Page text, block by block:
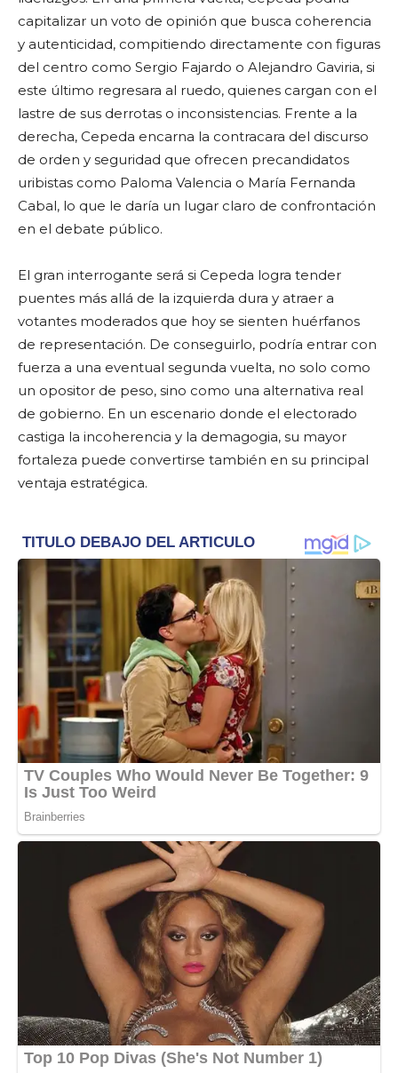
capitalizar un voto de opinión que busca coherencia
y autenticidad, compitiendo directamente con figuras
del centro como Sergio Fajardo o Alejandro Gaviria, si
este último regresara al ruedo, quienes cargan con el
lastre de sus derrotas o inconsistencias. Frente a la
derecha, Cepeda encarna la contracara del discurso
de orden y seguridad que ofrecen precandidatos
uribistas como Paloma Valencia o María Fernanda
Cabal, lo que le daría un lugar claro de confrontación
en el debate público.
El gran interrogante será si Cepeda logra tender
puentes más allá de la izquierda dura y atraer a
votantes moderados que hoy se sienten huérfanos
de representación. De conseguirlo, podría entrar con
fuerza a una eventual segunda vuelta, no solo como
un opositor de peso, sino como una alternativa real
de gobierno. En un escenario donde el electorado
castiga la incoherencia y la demagogia, su mayor
fortaleza puede convertirse también en su principal
ventaja estratégica.